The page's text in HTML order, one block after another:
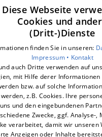
Diese Webseite
Cookies und
(Dritt-)Dienste
finden Sie in unseren:
Impressum • Kontakt
auch Dritte verwenden auf
mit Hilfe derer Informationen
bzw. auf solche
z.B. Cookies. Ihre
und den eingebundenen
Zwecke, ggf. Analyse-,
verarbeitet, damit wir unseren
Anzeigen oder Inhalte